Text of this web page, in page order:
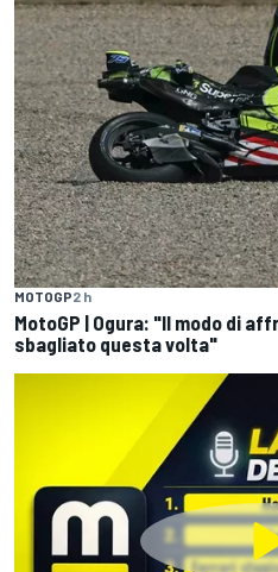
MOTOGP2 h
MotoGP | Ogura: "Il modo di
sbagliato questa volta"